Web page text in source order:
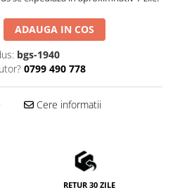
ADAUGA IN COS
bgs-1940
0799 490 778
Cere informatii
RETUR 30 ZILE